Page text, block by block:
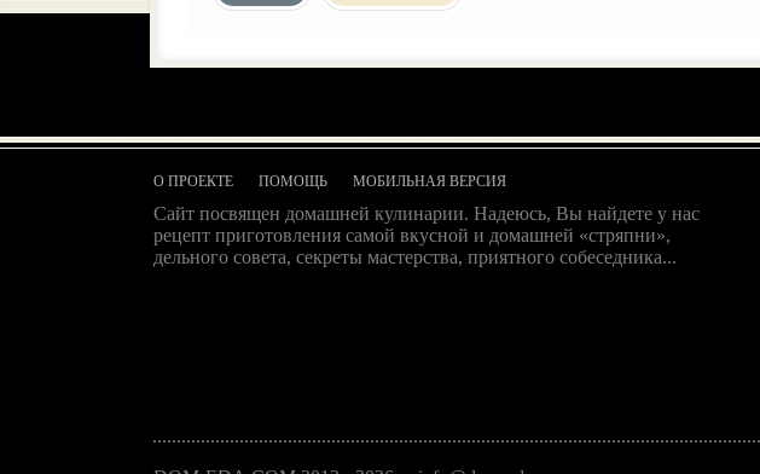
О ПРОЕКТЕ ПОМОЩЬ МОБИЛЬНАЯ ВЕРСИЯ
Сайт посвящен домашней кулинарии. Надеюсь, Вы найдете у нас
рецепт приготовления самой вкусной и домашней «стряпни»,
дельного совета, секреты мастерства, приятного собеседника...